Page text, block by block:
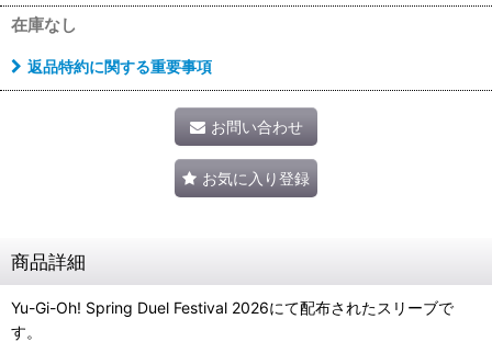
在庫なし
返品特約に関する重要事項
お問い合わせ
お気に入り登録
商品詳細
Yu-Gi-Oh! Spring Duel Festival 2026にて配布されたスリーブで
す。